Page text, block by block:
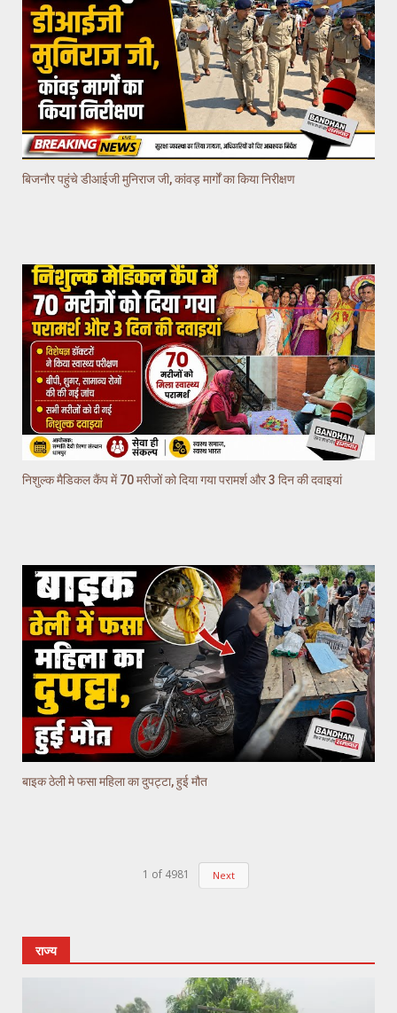
बिजनौर पहुंचे डीआईजी मुनिराज जी, कांवड़ मार्गों का किया निरीक्षण
निशुल्क मैडिकल कैंप में 70 मरीजों को दिया गया परामर्श और 3 दिन की दवाइयां
बाइक ठेली मे फसा महिला का दुपट्टा, हुई मौत
1 of 4981 Next
राज्य